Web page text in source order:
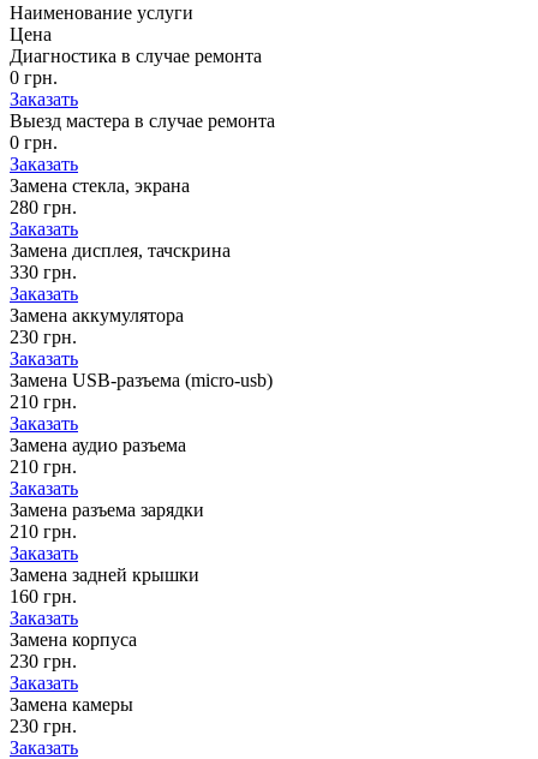
Наименование услуги
Цена
Диагностика в случае ремонта
0 грн.
Заказать
Выезд мастера в случае ремонта
0 грн.
Заказать
Замена стекла, экрана
280 грн.
Заказать
Замена дисплея, тачскрина
330 грн.
Заказать
Замена аккумулятора
230 грн.
Заказать
Замена USB-разъема (micro-usb)
210 грн.
Заказать
Замена аудио разъема
210 грн.
Заказать
Замена разъема зарядки
210 грн.
Заказать
Замена задней крышки
160 грн.
Заказать
Замена корпуса
230 грн.
Заказать
Замена камеры
230 грн.
Заказать